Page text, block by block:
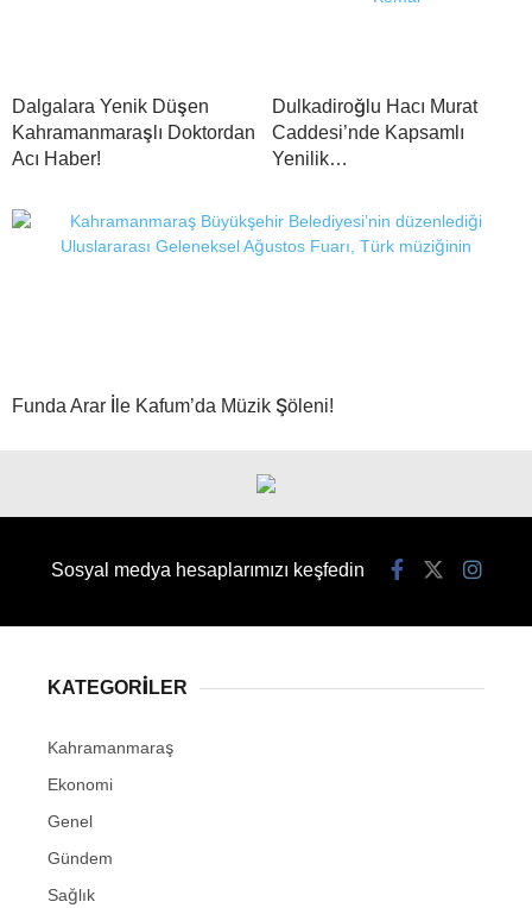
Dalgalara Yenik Düşen
Kahramanmaraşlı Doktordan
Acı Haber!
Dulkadiroğlu Hacı Murat
Caddesi’nde Kapsamlı
Yenilik…
Funda Arar İle Kafum’da Müzik Şöleni!
Sosyal medya hesaplarımızı keşfedin
KATEGORİLER
Kahramanmaraş
Ekonomi
Genel
Gündem
Sağlık